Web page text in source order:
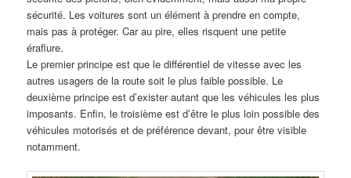
sécurité. Les voitures sont un élément à prendre en compte,
mais pas à protéger. Car au pire, elles risquent une petite
éraflure.
Le premier principe est que le différentiel de vitesse avec les
autres usagers de la route soit le plus faible possible. Le
deuxième principe est d’exister autant que les véhicules les plus
imposants. Enfin, le troisième est d’être le plus loin possible des
véhicules motorisés et de préférence devant, pour être visible
notamment.